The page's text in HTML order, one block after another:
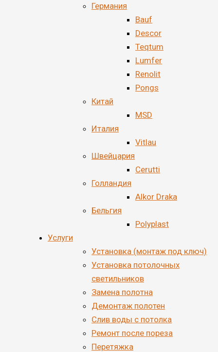
Германия
Bauf
Descor
Teqtum
Lumfer
Renolit
Pongs
Китай
MSD
Италия
Vitlau
Швейцария
Cerutti
Голландия
Alkor Draka
Бельгия
Polyplast
Услуги
Установка (монтаж под ключ)
Установка потолочных
светильников
Замена полотна
Демонтаж полотен
Cлив воды с потолка
Ремонт после пореза
Перетяжка